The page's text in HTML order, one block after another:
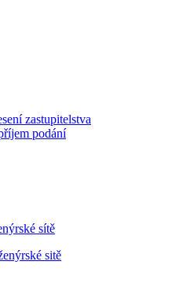
zastupitelstva
podání
sítě